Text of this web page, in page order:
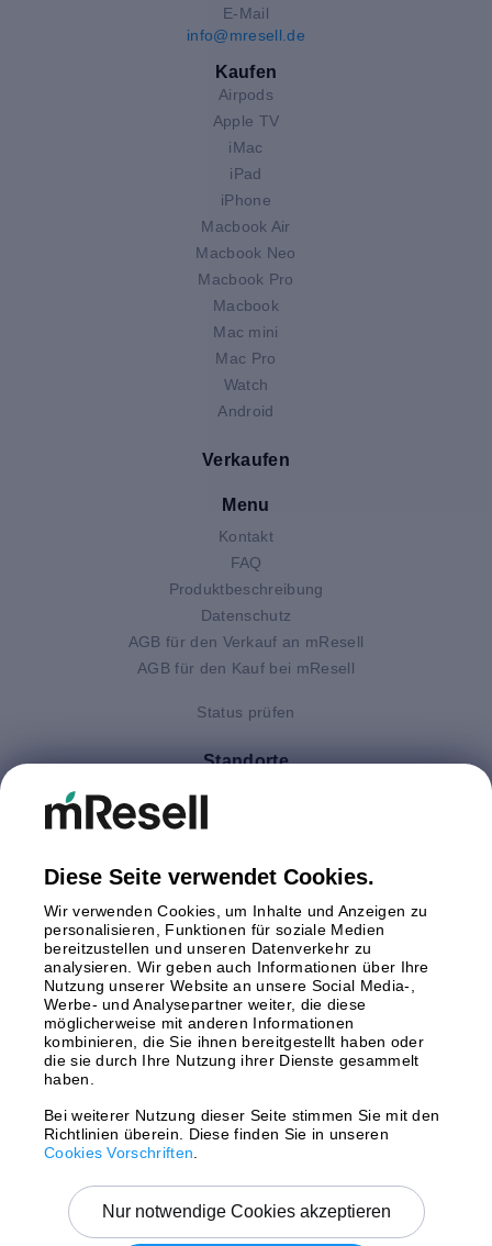
E-Mail
info@mresell.de
Kaufen
Airpods
Apple TV
iMac
iPad
iPhone
Macbook Air
Macbook Neo
Macbook Pro
Macbook
Mac mini
Mac Pro
Watch
Android
Verkaufen
Menu
Kontakt
FAQ
Produktbeschreibung
Datenschutz
AGB für den Verkauf an mResell
AGB für den Kauf bei mResell
Status prüfen
Standorte
Deutschland
Italien
Polen
Schweden
Spanien
Österreich
Zahlungsmethoden
Diese Seite verwendet Cookies.
Wir verwenden Cookies, um Inhalte und Anzeigen zu
personalisieren, Funktionen für soziale Medien
bereitzustellen und unseren Datenverkehr zu
analysieren. Wir geben auch Informationen über Ihre
Nutzung unserer Website an unsere Social Media-,
Werbe- und Analysepartner weiter, die diese
möglicherweise mit anderen Informationen
kombinieren, die Sie ihnen bereitgestellt haben oder
die sie durch Ihre Nutzung ihrer Dienste gesammelt
haben.
Bei weiterer Nutzung dieser Seite stimmen Sie mit den
Richtlinien überein. Diese finden Sie in unseren
Cookies Vorschriften
Nur notwendige Cookies akzeptieren